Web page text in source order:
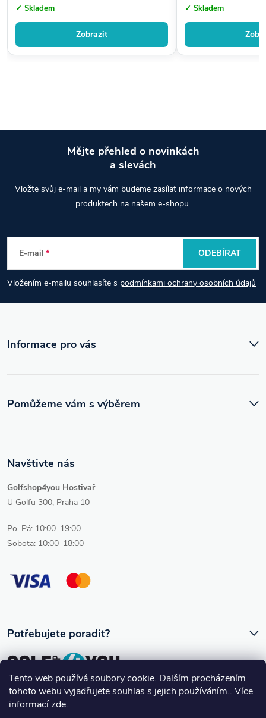
Tento web používá soubory cookie. Dalším procházením
tohoto webu vyjadřujete souhlas s jejich používáním.. Více
informacízde.
✓ Skladem
Zobrazit
✓ Skladem
p
a
t
Mějte přehled o novinkách
a slevách
Vložte svůj e-mail a my vám budeme zasílat informace o nových
produktech na našem e-shopu.
E-mail
Vložením e-mailu souhlasíte s podmínkami ochrany osobních údajů
ODEBÍRAT
Informace pro vás
Navštivte nás
Golfshop4you Hostivař
U Golfu 300, Praha 10
Po–Pá: 10:00–19:00
Sobota: 10:00–18:00
Pomůžeme vám s výběrem
Potřebujete poradit?
Ozve se vám skutečný člověk, který golfovému vybavení rozumí.